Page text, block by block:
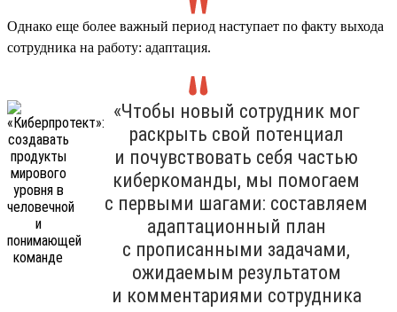
Однако еще более важный период наступает по факту выхода
сотрудника на работу: адаптация.
«Чтобы новый сотрудник мог
раскрыть свой потенциал
и почувствовать себя частью
киберкоманды, мы помогаем
с первыми шагами: составляем
адаптационный план
с прописанными задачами,
ожидаемым результатом
и комментариями сотрудника